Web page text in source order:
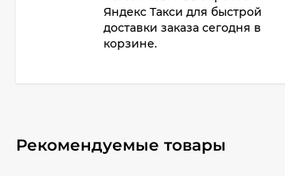
Яндекс Такси для быстрой
доставки заказа сегодня в
корзине.
Рекомендуемые товары